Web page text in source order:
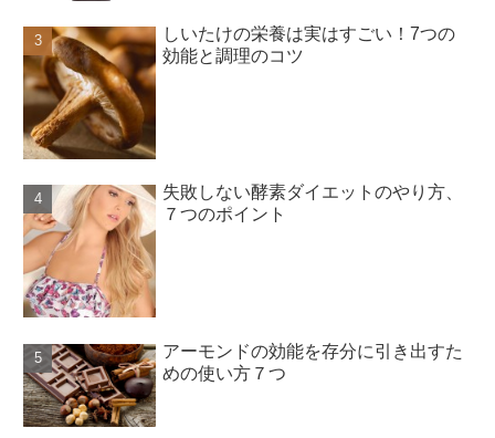
しいたけの栄養は実はすごい！7つの
効能と調理のコツ
失敗しない酵素ダイエットのやり方、
７つのポイント
アーモンドの効能を存分に引き出すた
めの使い方７つ